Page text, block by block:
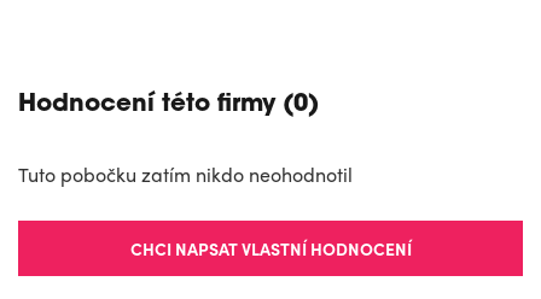
Hodnocení této firmy (0)
Tuto pobočku zatím nikdo neohodnotil
CHCI NAPSAT VLASTNÍ HODNOCENÍ